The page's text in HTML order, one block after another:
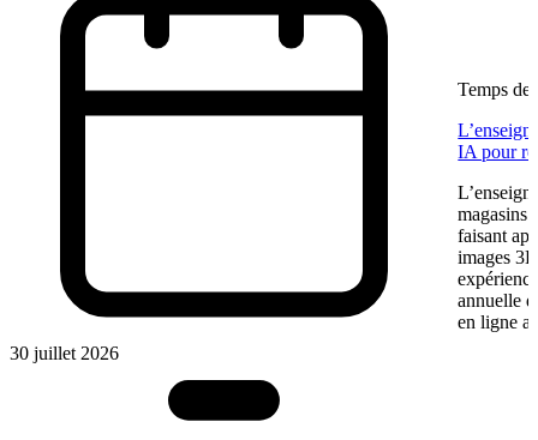
30 juillet 2026
Temps de
IA pour
magasins
faisant
images
annuelle
en ligne